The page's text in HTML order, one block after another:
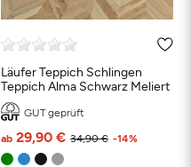
Läufer Teppich Schlingen
Teppich Alma Schwarz Meliert
GUT geprüft
34,90 €
ab 29,90 € -14%